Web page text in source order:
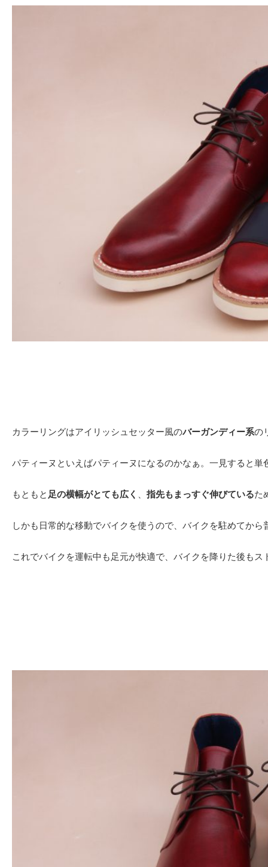
カラーリングはアイリッシュセッター風のバーガンディー系の
パティーヌといえばパティーヌになるのかなぁ。一見すると
もともと 足の横幅がとても広く 指先もまっすぐ伸びているた
しかも日常的な移動でバイクを使うので、バイクを駐めてか
これでバイクを運転中も足元が快適で、バイクを降りた後も